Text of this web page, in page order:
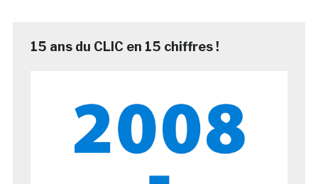
15 ans du CLIC en 15 chiffres !